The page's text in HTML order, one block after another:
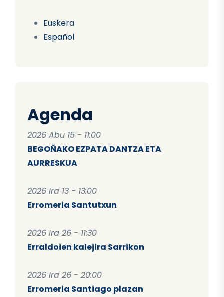
Euskera
Español
Agenda
2026 Abu 15 - 11:00
BEGOÑAKO EZPATA DANTZA ETA
AURRESKUA
2026 Ira 13 - 13:00
Erromeria Santutxun
2026 Ira 26 - 11:30
Erraldoien kalejira Sarrikon
2026 Ira 26 - 20:00
Erromeria Santiago plazan